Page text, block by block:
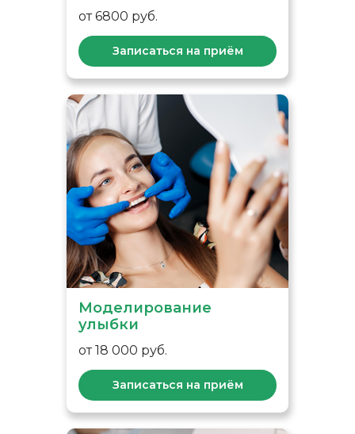
от 18 000 руб.
Моделирование
улыбки
Записаться на приём
от 6800 руб.
Записаться на приём